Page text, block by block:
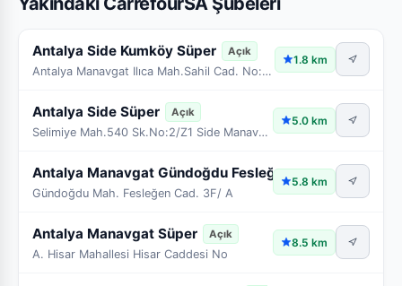
Antalya Side Kumköy Süper Açık
Antalya Manavgat Ilıca Mah.Sahil Cad. No:113 Side/
1.8 km
Antalya Side Süper Açık
Selimiye Mah.540 Sk.No:2/Z1 Side Manavgat/Antalya
5.0 km
Antalya Manavgat Gündoğdu Fesleğe C. Min
Gündoğdu Mah. Fesleğen Cad. 3F/ A
5.8 km
Antalya Manavgat Süper Açık
A. Hisar Mahallesi Hisar Caddesi No
8.5 km